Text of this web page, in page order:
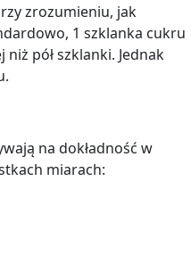
zrozumieniu, jak
1 szklanka cukru
pół szklanki. Jednak
na dokładność w
miarach: